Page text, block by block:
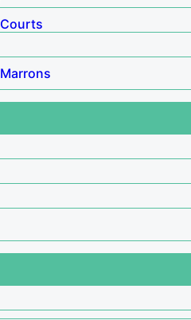
Courts
Marrons